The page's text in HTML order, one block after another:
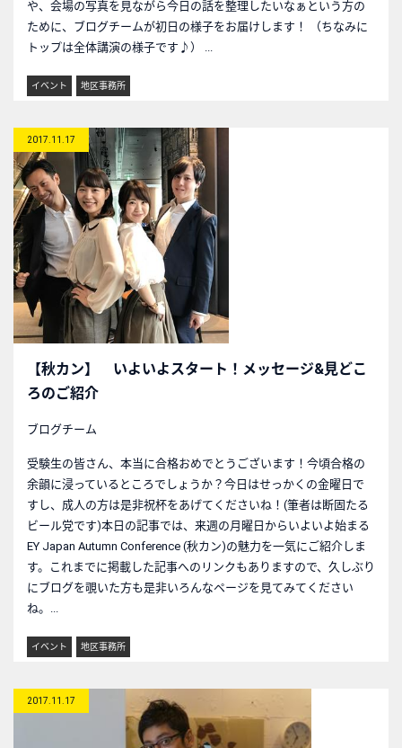
や、会場の写真を見ながら今日の話を整理したいなぁという方の
ために、ブログチームが初日の様子をお届けします！ （ちなみに
トップは全体講演の様子です♪） ...
イベント 地区事務所
2017.11.17
【秋カン】 いよいよスタート！メッセージ&見どこ
ろのご紹介
ブログチーム
受験生の皆さん、本当に合格おめでとうございます！今頃合格の
余韻に浸っているところでしょうか？今日はせっかくの金曜日で
すし、成人の方は是非祝杯をあげてくださいね！(筆者は断固たる
ビール党です)本日の記事では、来週の月曜日からいよいよ始まる
EY Japan Autumn Conference (秋カン)の魅力を一気にご紹介しま
す。これまでに掲載した記事へのリンクもありますので、久しぶり
にブログを覗いた方も是非いろんなページを見てみてください
ね。...
イベント 地区事務所
2017.11.17